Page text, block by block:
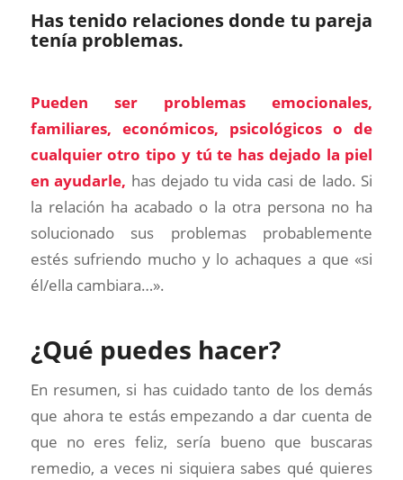
Has tenido relaciones donde tu pareja
tenía problemas.
Pueden ser problemas emocionales,
familiares, económicos, psicológicos o de
cualquier otro tipo y tú te has dejado la piel
en ayudarle, has dejado tu vida casi de lado. Si
la relación ha acabado o la otra persona no ha
solucionado sus problemas probablemente
estés sufriendo mucho y lo achaques a que «si
él/ella cambiara…».
¿Qué puedes hacer?
En resumen, si has cuidado tanto de los demás
que ahora te estás empezando a dar cuenta de
que no eres feliz, sería bueno que buscaras
remedio, a veces ni siquiera sabes qué quieres